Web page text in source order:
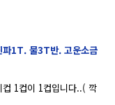
1T. 물3T반. 고운소금
1컵이 1컵입니다..( 깍